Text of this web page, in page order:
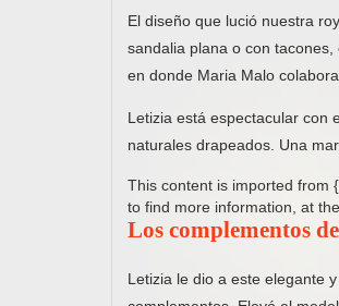
El diseño que lució nuestra
sandalia plana o con
en donde Maria Malo
Letizia está espectacular con
naturales drapeados. Una
This content is imported from
to find more information, at
Los complementos
Letizia le dio a este elegante